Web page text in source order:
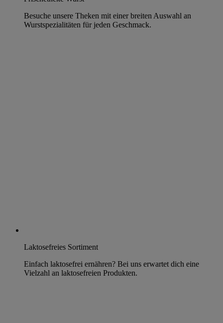
Besuche unsere Theken mit einer breiten Auswahl an
Wurstspezialitäten für jeden Geschmack.
Laktosefreies Sortiment
Einfach laktosefrei ernähren? Bei uns erwartet dich eine
Vielzahl an laktosefreien Produkten.